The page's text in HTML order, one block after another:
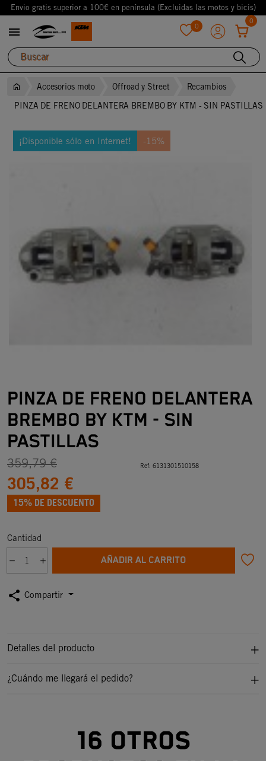
Envio gratis superior a 100€ en península (Excluidas las motos y bicis)
 0
0
Accesorios moto Offroad y Street
Recambios
PINZA DE FRENO DELANTERA BREMBO BY KTM - SIN PASTILLAS
¡Disponible sólo en Internet! -15%
PINZA DE FRENO DELANTERA
BREMBO BY KTM - SIN
PASTILLAS
359,79 €
305,82 €
15% DE DESCUENTO
Ref: 6131301510158
Cantidad
AÑADIR AL CARRITO
share Compartir
Detalles del producto
¿Cuándo me llegará el pedido?
16 otros